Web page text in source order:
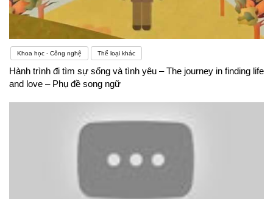
Khoa học - Công nghệ Thể loại khác
Hành trình đi tìm sự sống và tình yêu – The journey in finding life
and love – Phụ đề song ngữ